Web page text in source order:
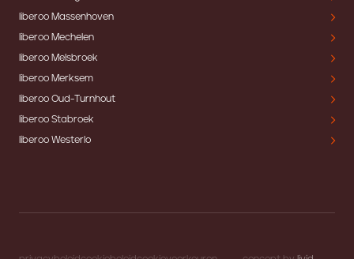
liberoo Massenhoven
liberoo Mechelen
liberoo Melsbroek
liberoo Merksem
liberoo Oud-Turnhout
liberoo Stabroek
liberoo Westerlo